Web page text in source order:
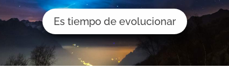
Es tiempo de evolucionar